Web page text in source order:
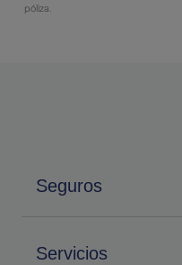
póliza.
Seguros
Servicios